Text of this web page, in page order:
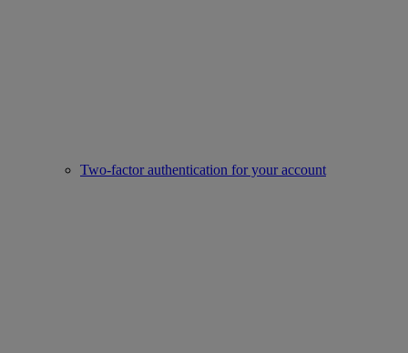
Two-factor authentication for your account